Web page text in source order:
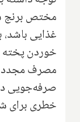
مختص برنج
غذایی باشد،
خوردن
مصرف مجدد
صرفه‌جویی
خطری برای